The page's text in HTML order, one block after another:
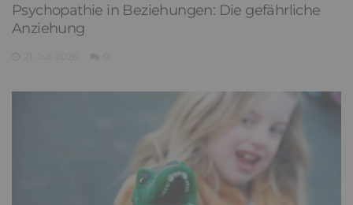
Psychopathie in Beziehungen: Die gefährliche
Anziehung